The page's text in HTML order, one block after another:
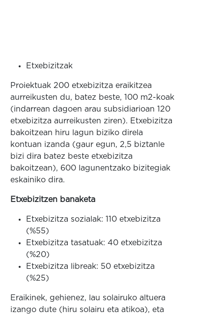
Etxebizitzak
Proiektuak 200 etxebizitza eraikitzea
aurreikusten du, batez beste, 100 m2-koak
(indarrean dagoen arau subsidiarioan 120
etxebizitza aurreikusten ziren). Etxebizitza
bakoitzean hiru lagun biziko direla
kontuan izanda (gaur egun, 2,5 biztanle
bizi dira batez beste etxebizitza
bakoitzean), 600 lagunentzako bizitegiak
eskainiko dira.
Etxebizitzen banaketa
Etxebizitza sozialak: 110 etxebizitza
(%55)
Etxebizitza tasatuak: 40 etxebizitza
(%20)
Etxebizitza libreak: 50 etxebizitza
(%25)
Eraikinek, gehienez, lau solairuko altuera
izango dute (hiru solairu eta atikoa), eta